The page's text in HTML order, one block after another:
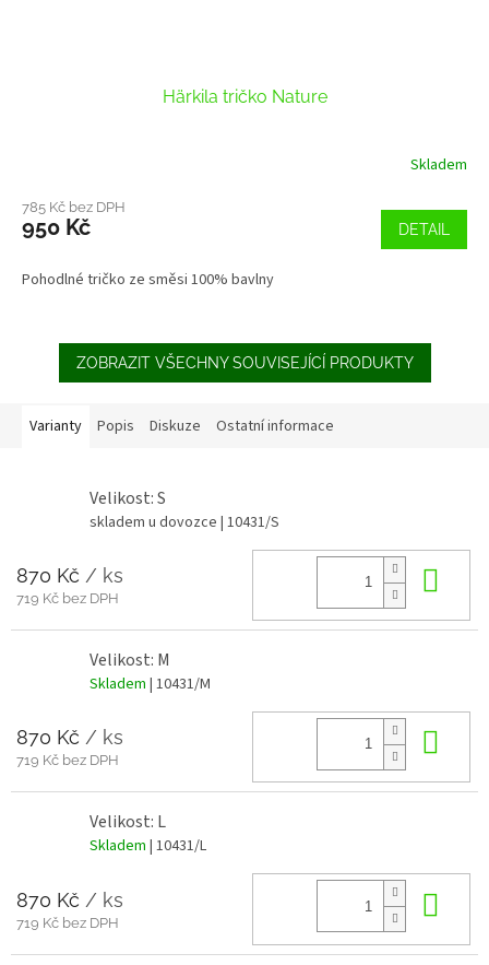
Härkila tričko Nature
Skladem
785 Kč bez DPH
950 Kč DETAIL
Pohodlné tričko ze směsi 100% bavlny
ZOBRAZIT VŠECHNY SOUVISEJÍCÍ PRODUKTY
Varianty Popis Diskuze Ostatní informace
Velikost: S
skladem u dovozce | 10431/S
870 Kč / ks
719 Kč bez DPH
Velikost: M
Skladem | 10431/M
870 Kč / ks
719 Kč bez DPH
Velikost: L
Skladem | 10431/L
870 Kč / ks
719 Kč bez DPH